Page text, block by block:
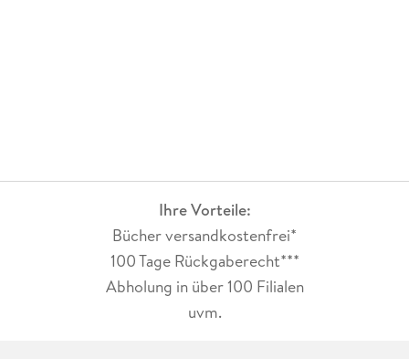
Ihre Vorteile:
Bücher versandkostenfrei*
100 Tage Rückgaberecht***
Abholung in über 100 Filialen
uvm.